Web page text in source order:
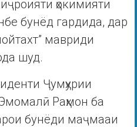
ҳокимияти
бунёд гардида, дар
мавриди
шуд.
Ҷумҳурии
Раҳмон ба
бунёди маҷмааи